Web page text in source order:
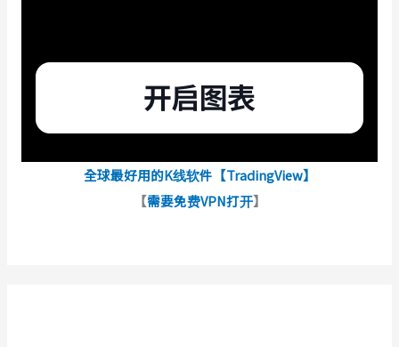
全球最好用的K线软件【TradingView】
【需要免费VPN打开】